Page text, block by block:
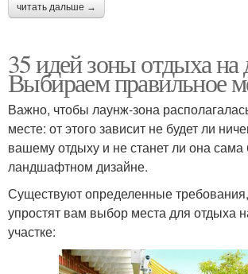
читать дальше →
35 идей зоны отдыха на
Выбираем правильное
Важно, чтобы лаунж-зона
месте: от этого зависит не будет ли
вашему отдыху и не станет ли она
ландшафтном дизайне.
Существуют определенные
упростят вам выбор места для отдыха
участке: